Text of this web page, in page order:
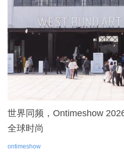
ontimeshow
世界同频，Ontimeshow
全球时尚